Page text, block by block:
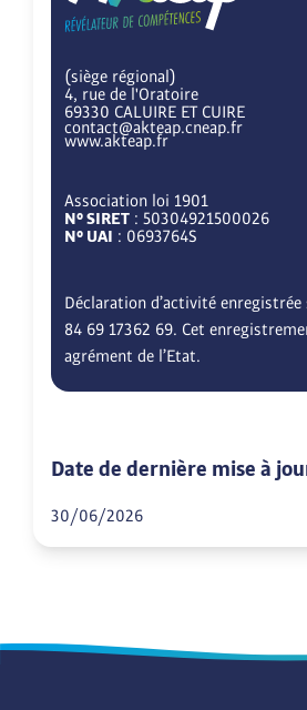
(siège régional)
4, rue de l'Oratoire
69330 CALUIRE ET CUIRE
contact@akteap.cneap.fr
www.akteap.fr
Association loi 1901
N° SIRET : 50304921500026
N° UAI : 0693764S
Déclaration d’activité
84 69 17362 69. Cet
agrément de l’Etat.
Date de dernière mise à
30/06/2026